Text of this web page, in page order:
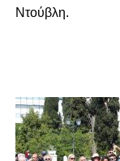
Ντούβλη.